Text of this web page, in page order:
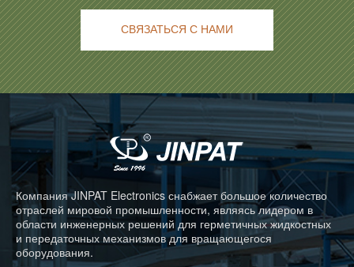
СВЯЗАТЬСЯ С НАМИ
Компания JINPAT Electronics снабжает большое количество
отраслей мировой промышленности, являясь лидером в
области инженерных решений для герметичных жидкостных
и передаточных механизмов для вращающегося
оборудования.